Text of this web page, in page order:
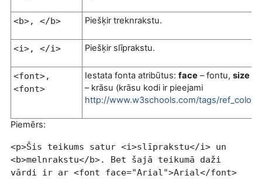
<b>, </b> Piešķir treknrakstu.
<i>, </i> Piešķir slīprakstu.
<font>,
<font>
Iestata fonta atribūtus: face – fontu, size
– krāsu (krāsu kodi ir pieejami
http://www.w3schools.com/tags/
Piemērs:
<p>Šis teikums satur <i>slīprakstu</i> un
<b>melnrakstu</b>. Bet šajā teikumā daži
vārdi ir ar <font face="Arial">Arial</font>